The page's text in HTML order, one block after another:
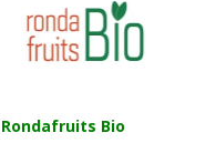
Rondafruits Bio